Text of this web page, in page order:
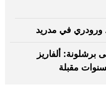
ورودري في مدريد
ألفاريز
مقبلة